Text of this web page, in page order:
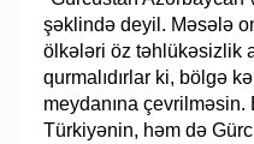
şəklində deyil. Məsələ
ölkələri öz təhlükəsizlik
qurmalıdırlar ki, bölgə
meydanına çevrilməsin.
Türkiyənin, həm də